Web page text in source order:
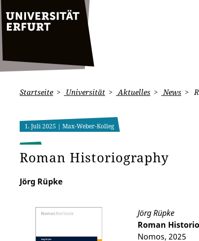
Startseite Universität Aktuelles News
1. Juli 2025 | Max-Weber-Kolleg
Roman Historiography
Jörg Rüpke
Jörg Rüpke
Roman
Nomos, 2025